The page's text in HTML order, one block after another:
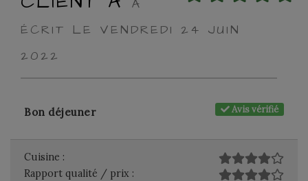
A
ÉCRIT LE VENDREDI 24 JUIN
2022
Avis vérifié
Bon déjeuner
Cuisine :
Rapport qualité / prix :